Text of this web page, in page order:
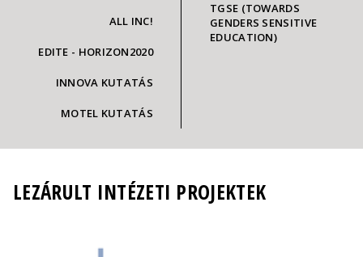
ALL INC!
EDITE - HORIZON2020
INNOVA KUTATÁS
MOTEL KUTATÁS
TGSE (TOWARDS
GENDERS SENSITIVE
EDUCATION)
LEZÁRULT INTÉZETI PROJEKTEK